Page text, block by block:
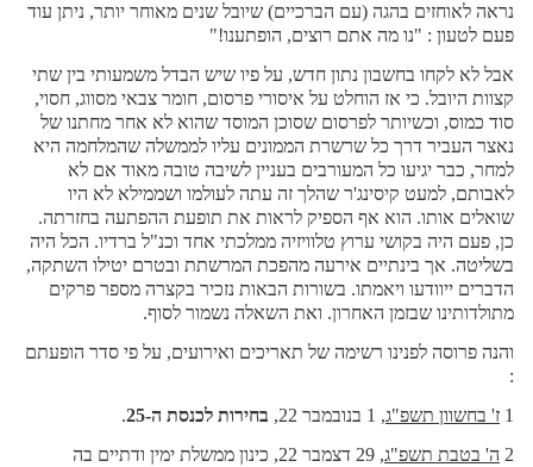
נראה לאוחזים בהגה (עם הברכיים) שיובל שנים מאוחר יותר, ניתן עוד
פעם לטעון : "נו מה אתם רוצים, הופתענו!"
אבל לא לקחו בחשבון נתון חדש, על פיו שיש הבדל משמעותי בין שתי
קצוות היובל. כי אז הוחלט על איסורי פרסום, חומר צבאי מסווג, חסוי,
סוד כמוס, וכשיותר לפרסום שסוכן המוסד שהוא לא אחר מחתנו של
נאצר העביר דרך כל שרשרת הממונים עליו לממשלה שהמלחמה היא
למחר, כבר יגיעו כל המעורבים בעניין לשיבה טובה מאוד אם לא
לאבותם, למעט קיסינג'ר שהלך זה עתה לעולמו ושממילא לא היו
שואלים אותו. הוא אף הספיק לראות את תופעת ההפתעה בחזרתה.
כן, פעם היה בקושי ערוץ טלוויזיה ממלכתי אחד וכנ"ל ברדיו. הכל היה
בשליטה. אך בינתיים אירעה מהפכת המרשתת ובטרם יטילו השתקה,
הדברים ייוודעו ויאמתו. בשורות הבאות נזכיר בקצרה מספר פרקים
מתולדותינו שבזמן האחרון. ואת השאלה נשמור לסוף.
והנה פרוסה לפנינו רשימה של תאריכים ואירועים, על פי סדר הופעתם
:
1 ז' בחשוון תשפ"ג, 1 בנובמבר 22, בחירות לכנסת ה-25
.
2 ה' בטבת תשפ"ג
, 29 דצמבר 22, כינון ממשלת ימין ודתיים בה